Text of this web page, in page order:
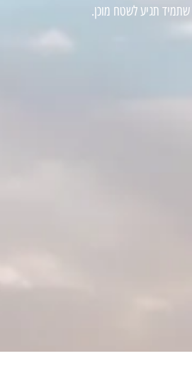
שתמיד תגיע לשטח מוכן.